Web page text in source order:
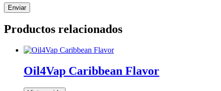
Productos relacionados
Oil4Vap Caribbean Flavor